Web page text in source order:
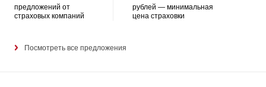
предложений от
страховых компаний
рублей — минимальная
цена страховки
Посмотреть все предложения